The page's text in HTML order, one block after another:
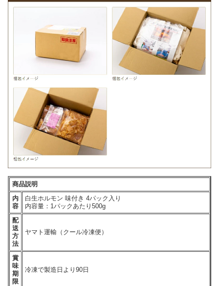
商品説明
内
容
白生ホルモン 味付き 4パック入り
内容量：1パックあたり500g
配
送
方
法
ヤマト運輸（クール冷凍便）
賞
味
期
限
冷凍で製造日より90日